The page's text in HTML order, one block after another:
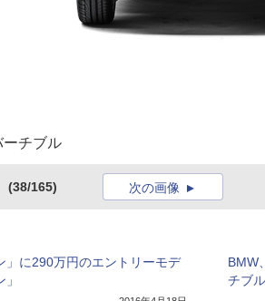
ーチブル
(38/165) 次の画像
」に290万円のエントリーモデ
BMW
チブ